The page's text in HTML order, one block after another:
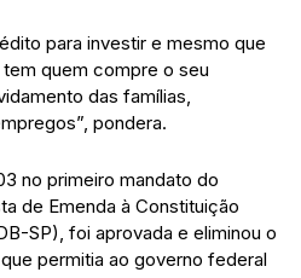
para investir e mesmo que
quem compre o seu
das famílias,
pondera.
no primeiro mandato do
de Emenda à Constituição
SP), foi aprovada e eliminou o
permitia ao governo federal